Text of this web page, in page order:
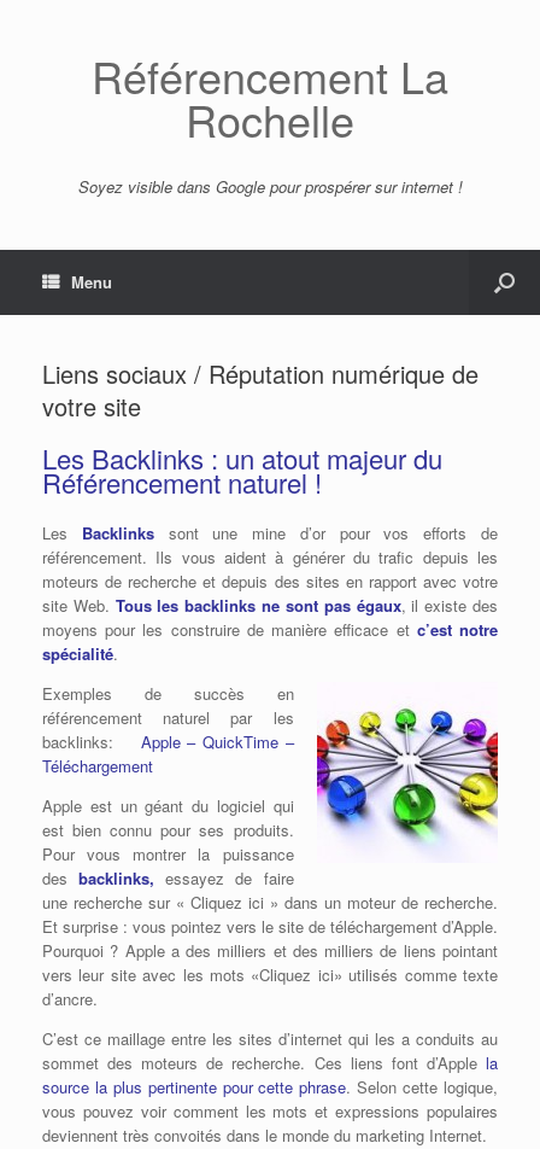
Référencement La
Rochelle
Soyez visible dans Google pour prospérer sur internet !
Menu
Liens sociaux / Réputation numérique de
votre site
Les Backlinks : un atout majeur du
Référencement naturel !
Les Backlinkssont une mine d’or pour vos efforts de
référencement. Ils vous aident à générer du trafic depuis les
moteurs de recherche et depuis des sites en rapport avec votre
site Web. Tous les backlinks ne sont pas égaux, il existe des
moyens pour les construire de manière efficace et c’est notre
spécialité.
Exemples de succès en
référencement naturel par les
backlinks: Apple – QuickTime –
Téléchargement
Apple est un géant du logiciel qui
est bien connu pour ses produits.
Pour vous montrer la puissance
desbacklinks, essayez de faire
une recherche sur « Cliquez ici » dans un moteur de recherche.
Et surprise : vous pointez vers le site de téléchargement d’Apple.
Pourquoi ? Apple a des milliers et des milliers de liens pointant
vers leur site avec les mots «Cliquez ici» utilisés comme texte
d’ancre.
C’est ce maillage entre les sites d’internet qui les a conduits au
sommet des moteurs de recherche. Ces liens font d’Apple la
source la plus pertinente pour cette phrase. Selon cette logique,
vous pouvez voir comment les mots et expressions populaires
deviennent très convoités dans le monde du marketing Internet.